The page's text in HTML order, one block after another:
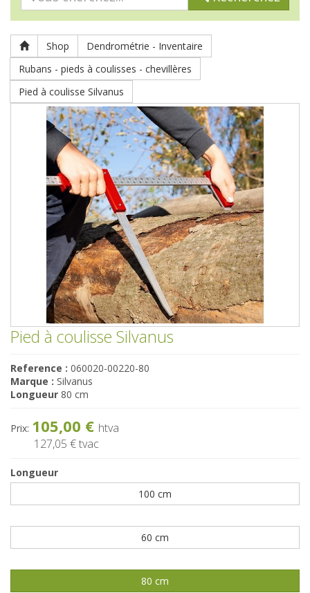
Shop
Dendrométrie - Inventaire
Rubans - pieds à coulisses - chevillères
Pied à coulisse Silvanus
Pied à coulisse Silvanus
Reference : 060020-00220-80
Marque : Silvanus
Longueur 80 cm
Prix: 105,00 € htva
127,05 €tvac
Longueur
100 cm
60 cm
80 cm